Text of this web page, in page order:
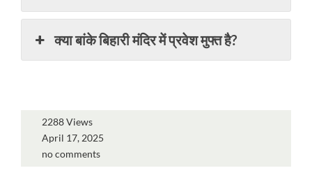
क्या बांके बिहारी मंदिर में प्रवेश मुफ्त है?
2288 Views
April 17, 2025
no comments